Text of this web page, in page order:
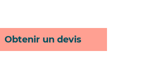
Obtenir un devis